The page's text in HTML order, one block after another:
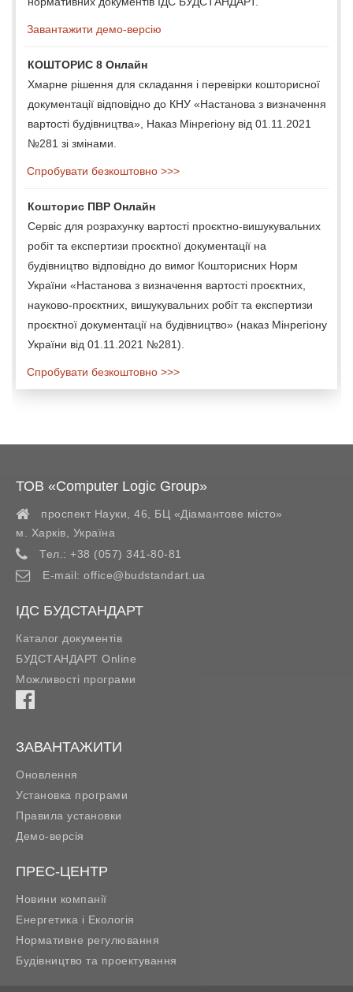
Завантажити демо-версію
КОШТОРИС 8 Онлайн
Хмарне рішення для складання і перевірки кошторисної
документації відповідно до КНУ «Настанова з визначення
вартості будівництва», Наказ Мінрегіону від 01.11.2021
№281 зі змінами.
Спробувати безкоштовно >>>
Кошторис ПВР Онлайн
Сервіс для розрахунку вартості проєктно-вишукувальних
робіт та експертизи проєктної документації на
будівництво відповідно до вимог Кошторисних Норм
України «Настанова з визначення вартості проєктних,
науково-проєктних, вишукувальних робіт та експертизи
проєктної документації на будівництво» (наказ Мінрегіону
України від 01.11.2021 №281).
Спробувати безкоштовно >>>
ТОВ «Computer Logic Group»
проспект Науки, 46, БЦ «Діамантове місто»
м. Харків
Україна
Тел.: +38 (057) 341-80-81
E-mail: office@budstandart.ua
ІДС БУДСТАНДАРТ
Каталог документів
БУДСТАНДАРТ Online
Можливості програми
ЗАВАНТАЖИТИ
Оновлення
Установка програми
Правила установки
Демо-версія
ПРЕС-ЦЕНТР
Новини компанії
Енергетика і Екологія
Нормативне регулювання
Будівництво та проектування